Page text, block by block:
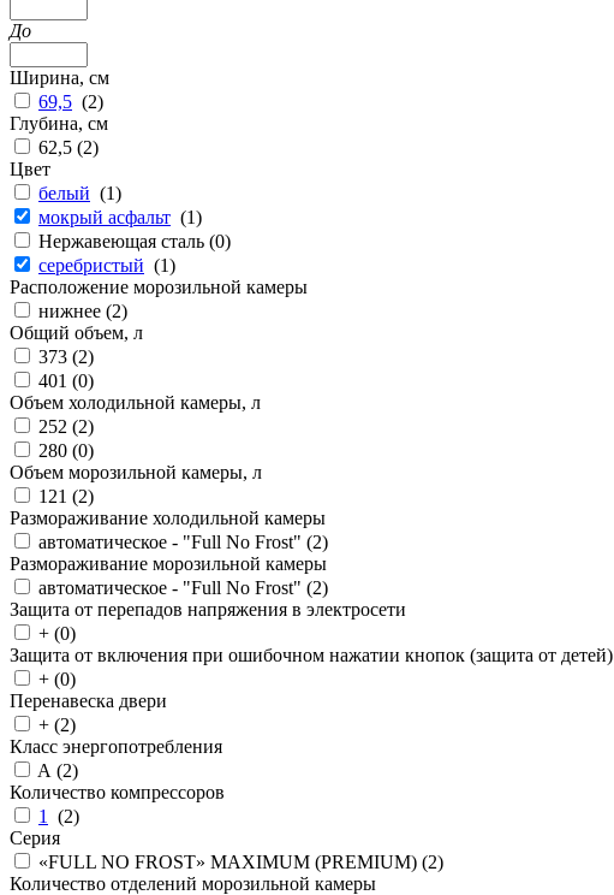
До
Ширина, см
69,5 (2)
Глубина, см
62,5 (2)
Цвет
белый (1)
мокрый асфальт (1)
Нержавеющая сталь (0)
серебристый (1)
Расположение морозильной камеры
нижнее (2)
Общий объем, л
373 (2)
401 (0)
Объем холодильной камеры, л
252 (2)
280 (0)
Объем морозильной камеры, л
121 (2)
Размораживание холодильной камеры
автоматическое - "Full No Frost" (2)
Размораживание морозильной камеры
автоматическое - "Full No Frost" (2)
Защита от перепадов напряжения в электросети
+ (0)
Защита от включения при ошибочном нажатии кнопок (защита от детей)
+ (0)
Перенавеска двери
+ (2)
Класс энергопотребления
A (2)
Количество компрессоров
1
(2)
Серия
«FULL NO FROST» MAXIMUM (PREMIUM) (2)
Количество отделений морозильной камеры